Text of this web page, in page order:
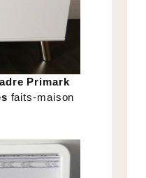
Primark
faits-maison